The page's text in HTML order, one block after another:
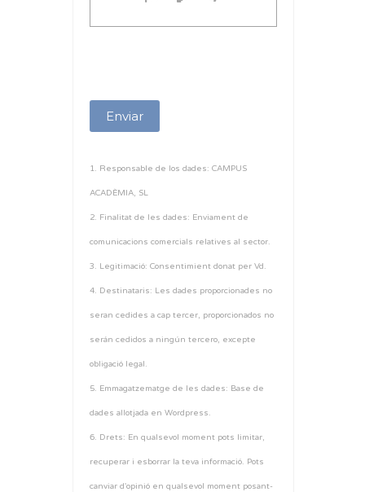
1. Responsable de los dades: CAMPUS
ACADÈMIA, SL
2. Finalitat de les dades: Enviament de
comunicacions comercials relatives al sector.
3. Legitimació: Consentimient donat per Vd.
4. Destinataris: Les dades proporcionades no
seran cedides a cap tercer, proporcionados no
serán cedidos a ningún tercero, excepte
obligació legal.
5. Emmagatzematge de les dades: Base de
dades allotjada en Wordpress.
6. Drets: En qualsevol moment pots limitar,
recuperar i esborrar la teva informació. Pots
canviar d'opinió en qualsevol moment posant-